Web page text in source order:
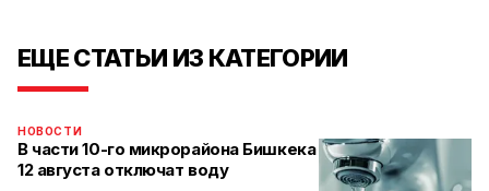
ЕЩЕ СТАТЬИ ИЗ КАТЕГОРИИ
НОВОСТИ
В части 10-го микрорайона Бишкека
12 августа отключат воду